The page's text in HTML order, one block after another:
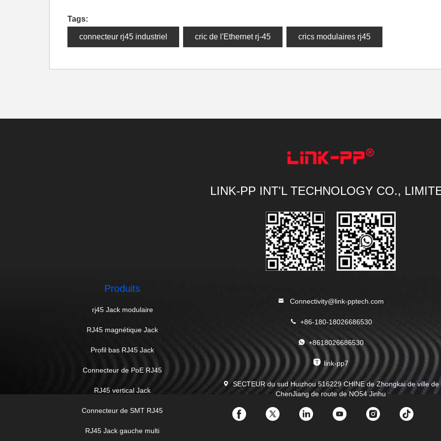
Tags:
connecteur rj45 industriel cric de l'Ethernet rj-45 crics modulaires rj45
LINK-PP INT'L TECHNOLOGY CO.,
Produits
rj45 Jack modulaire
RJ45 magnétique Jack
Profil bas RJ45 Jack
Connecteur de PoE RJ45
RJ45 vertical Jack
Connecteur de SMT RJ45
RJ45 Jack gauche multi
Connectivity@link-pptech.com
+86-180-18026686530
+8618026686530
link-pp7
SECTEUR du sud Huizhou 516229 CHINE de Zhongkai de ville de
ChenJiang de route de NO54 Jinhu